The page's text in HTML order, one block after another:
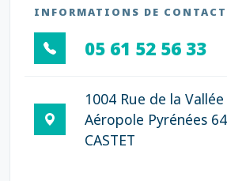
INFORMATIONS DE CONTACT
05 61 52 56 33
1004 Rue de la
Aéropole Pyrénées
CASTET